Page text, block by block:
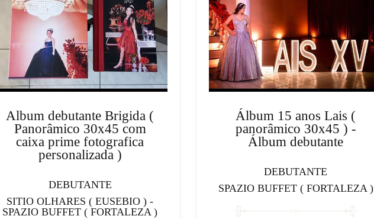
Album debutante Brigida (
Panorâmico 30x45 com
caixa prime fotografica
personalizada )
DEBUTANTE
SITIO OLHARES ( EUSEBIO ) -
SPAZIO BUFFET ( FORTALEZA )
Álbum 15 anos Lais (
panorâmico 30x45 ) -
Álbum debutante
DEBUTANTE
SPAZIO BUFFET ( FORTALEZA )